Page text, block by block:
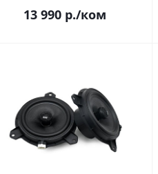
13 990р./ком